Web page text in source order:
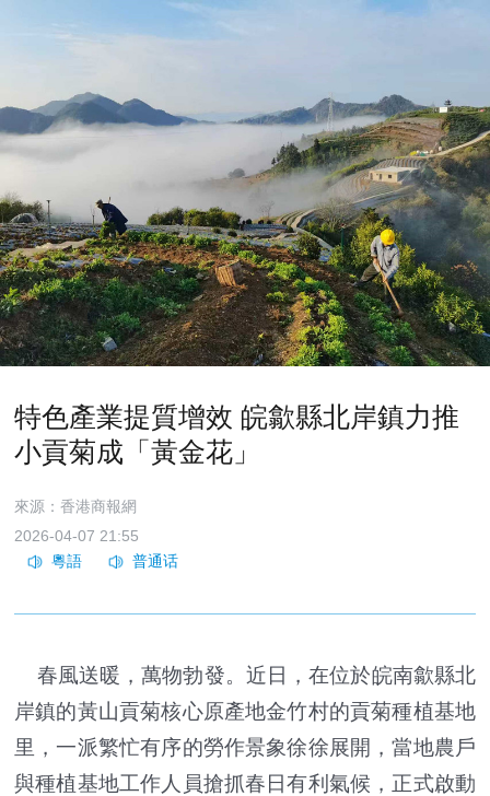
特色產業提質增效 皖歙縣北岸鎮力推
小貢菊成「黃金花」
來源：香港商報網
2026-04-07 21:55
春風送暖，萬物勃發。近日，在位於皖南歙縣北
岸鎮的黃山貢菊核心原產地金竹村的貢菊種植基地
里，一派繁忙有序的勞作景象徐徐展開，當地農戶
與種植基地工作人員搶抓春日有利氣候，正式啟動